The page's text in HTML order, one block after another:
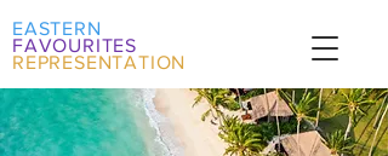
EASTERN
FAVOURITES
REPRESENTATION